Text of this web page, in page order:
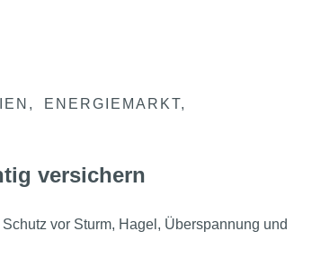
ENERGIEMARKT
versichern
vor Sturm, Hagel, Überspannung und